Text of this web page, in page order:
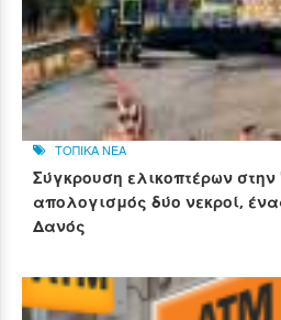
ΤΟΠΙΚΑ ΝΕΑ
Σύγκρουση ελικοπτέρων
απολογισμός δύο νεκροί,
Δανός